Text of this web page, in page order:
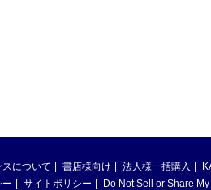
スについて 書店様向け 法人様一括購入
ー サイトポリシー
Do Not Sell or Share